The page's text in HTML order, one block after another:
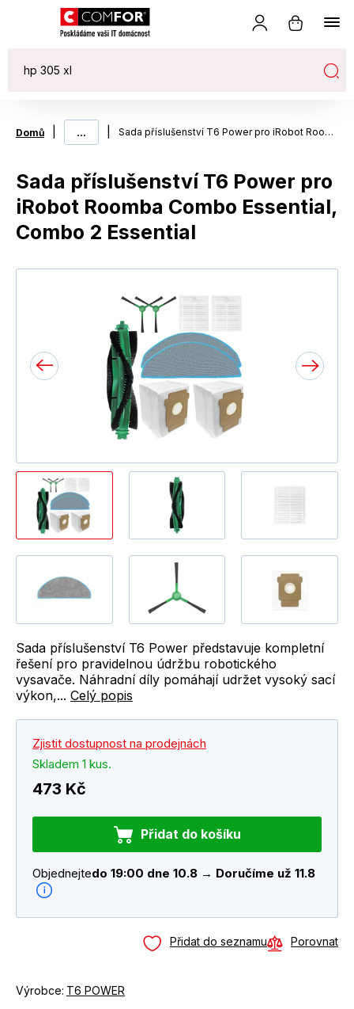
Domů ... Sada příslušenství T6 Power pro iRobot Roomba Combo Essential, Combo 2 Essential
Sada příslušenství T6 Power pro
iRobot Roomba Combo Essential,
Combo 2 Essential
Sada příslušenství T6 Power představuje kompletní
řešení pro pravidelnou údržbu robotického
vysavače. Náhradní díly pomáhají udržet vysoký sací
výkon,... Celý popis
Zjistit dostupnost na prodejnách
Skladem 1 kus.
473 Kč
Přidat do košíku
Objednejtedo 19:00 dne 10.8 → Doručíme už 11.8
Přidat do seznamu Porovnat
Výrobce: T6 POWER